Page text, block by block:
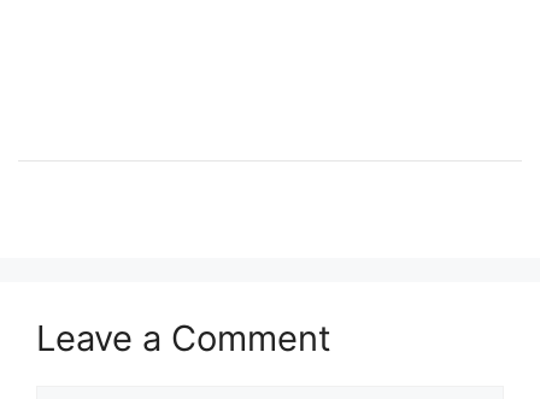
Leave a Comment